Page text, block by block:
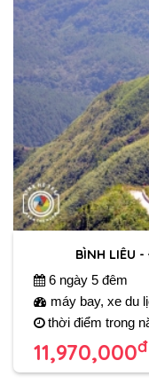
BÌNH LIÊU
6 ngày 5 đêm
máy bay, xe du
thời điểm trong
11,970,000đ